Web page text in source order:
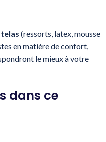
(ressorts, latex, mousse
en matière de confort,
le mieux à votre
dans ce